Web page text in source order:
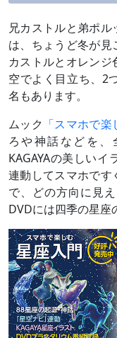
兄カストルと弟ポ
は、ちょうど冬が
カストルとオレン
空でよく目立ち、2
名もあります。
ムック 「スマホで楽
ろや神話などを、
KAGAYAの美しい
連動してスマホです
で、どの方向に見
DVDには四季の星座